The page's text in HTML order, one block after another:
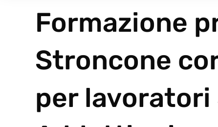
Formazione
Stroncone
per